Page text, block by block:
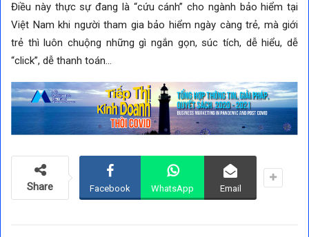
Điều này thực sự đang là “cứu cánh” cho ngành bảo hiểm tại
Việt Nam khi người tham gia bảo hiểm ngày càng trẻ, mà giới
trẻ thì luôn chuộng những gì ngắn gọn, súc tích, dễ hiểu, dễ
“click”, dễ thanh toán…
Share Facebook WhatsApp Email